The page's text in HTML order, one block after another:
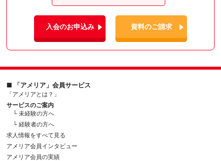
入会のお申込み 資料のご請求
■ 「アメリア」会員サービス
「アメリアとは？」
サービスのご案内
└ 未経験の方へ
└ 経験者の方へ
求人情報をすべて見る
アメリア会員インタビュー
アメリア会員の実績